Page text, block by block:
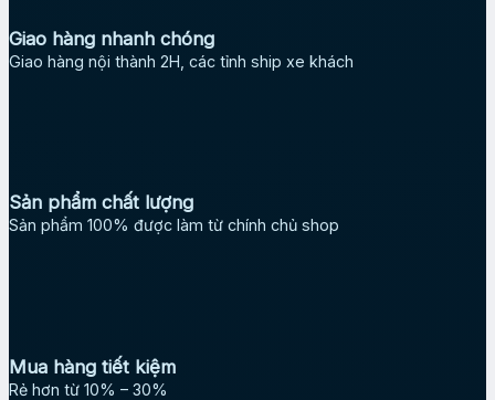
Giao hàng nhanh chóng
Giao hàng nội thành 2H, các tỉnh ship xe khách
Sản phẩm chất lượng
Sản phẩm 100% được làm từ chính chủ shop
Mua hàng tiết kiệm
Rẻ hơn từ 10% – 30%